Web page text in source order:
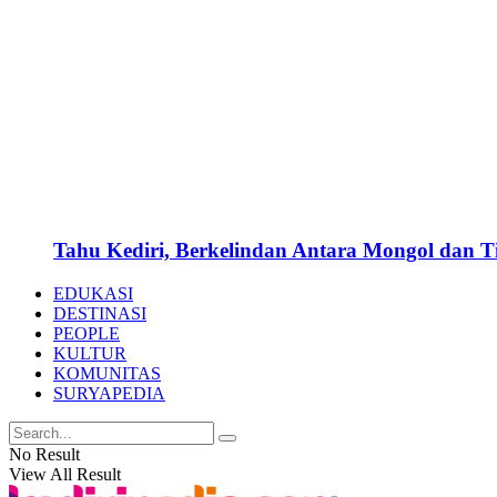
Tahu Kediri, Berkelindan Antara Mongol dan
EDUKASI
DESTINASI
PEOPLE
KULTUR
KOMUNITAS
SURYAPEDIA
No Result
View All Result